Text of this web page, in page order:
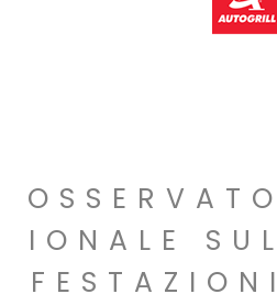
IONALE